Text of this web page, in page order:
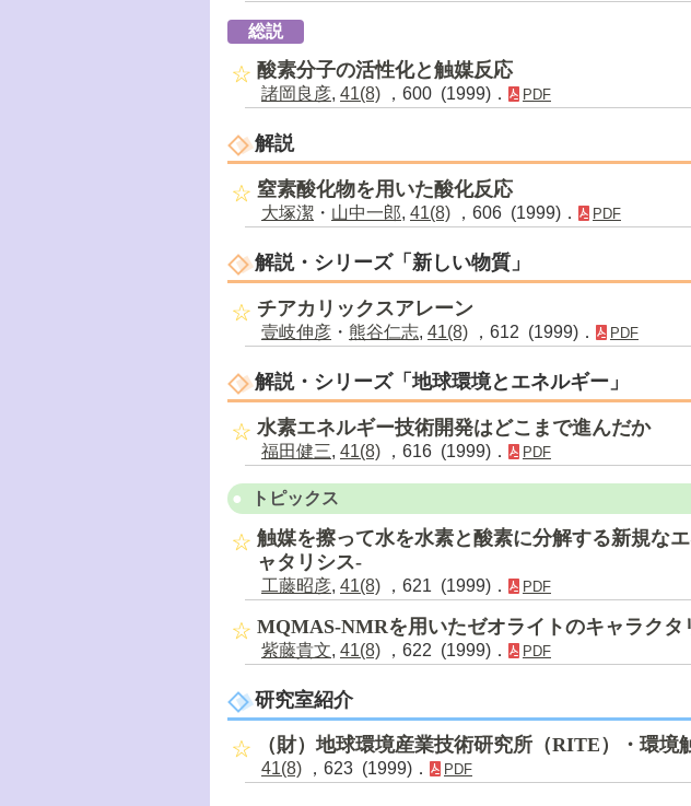
総説
酸素分子の活性化と触媒反応
諸岡良彦, 41(8) ，600 (1999)． PDF
解説
窒素酸化物を用いた酸化反応
大塚潔 ・ 山中一郎, 41(8) ，606 (1999)． PDF
解説・シリーズ「新しい物質」
チアカリックスアレーン
壹岐伸彦 ・ 熊谷仁志, 41(8) ，612 (1999)． PDF
解説・シリーズ「地球環境とエネルギー」
水素エネルギー技術開発はどこまで進んだか
福田健三, 41(8) ，616 (1999)． PDF
トピックス
触媒を擦って水を水素と酸素に分解する新規な
ャタリシス-
工藤昭彦, 41(8) ，621 (1999)． PDF
MQMAS-NMRを用いたゼオライトのキャラクタ
紫藤貴文, 41(8) ，622 (1999)． PDF
研究室紹介
（財）地球環境産業技術研究所（RITE）・環境
41(8) ，623 (1999)． PDF